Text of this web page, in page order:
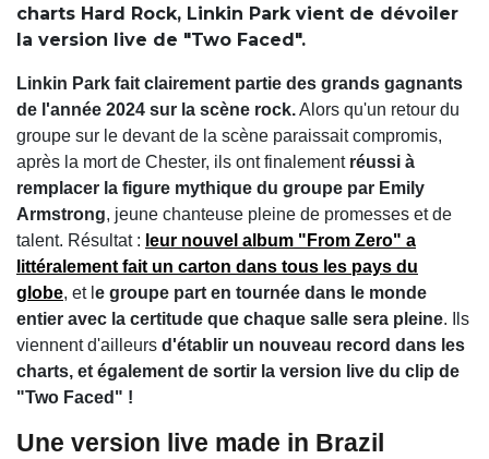
charts Hard Rock, Linkin Park vient de dévoiler
la version live de "Two Faced".
Linkin Park fait clairement partie des grands gagnants
de l'année 2024 sur la scène rock.Alors qu'un retour du
groupe sur le devant de la scène paraissait compromis,
après la mort de Chester, ils ont finalement réussi à
remplacer la figure mythique du groupe par Emily
Armstrong, jeune chanteuse pleine de promesses et de
talent. Résultat : leur nouvel album "From Zero" a
littéralement fait un carton dans tous les pays du
globe, et l e groupe part en tournée dans le monde
entier avec la certitude que chaque salle sera pleine. Ils
viennent d'ailleurs d'établir un nouveau record dans les
charts, et également de sortir la version live du clip de
"Two Faced" !
Une version live made in Brazil